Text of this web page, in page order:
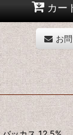
カー
お